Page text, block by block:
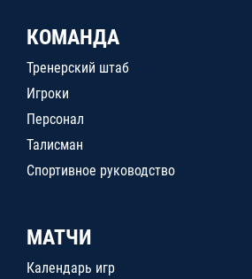
КОМАНДА
Тренерский штаб
Игроки
Персонал
Талисман
Спортивное руководство
МАТЧИ
Календарь игр